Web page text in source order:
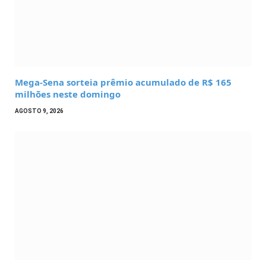
Mega-Sena sorteia prêmio acumulado de R$ 165
milhões neste domingo
AGOSTO 9, 2026